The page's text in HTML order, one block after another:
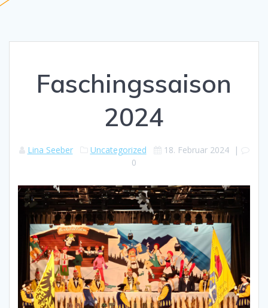
Faschingssaison
2024
Lina Seeber Uncategorized 18. Februar 2024|
0